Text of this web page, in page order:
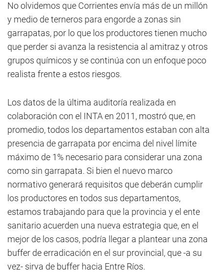
No olvidemos que Corrientes envía más de un millón
y medio de terneros para engorde a zonas sin
garrapatas, por lo que los productores tienen mucho
que perder si avanza la resistencia al amitraz y otros
grupos químicos y se continúa con un enfoque poco
realista frente a estos riesgos.
Los datos de la última auditoría realizada en
colaboración con el INTA en 2011, mostró que, en
promedio, todos los departamentos estaban con alta
presencia de garrapata por encima del nivel límite
máximo de 1% necesario para considerar una zona
como sin garrapata. Si bien el nuevo marco
normativo generará requisitos que deberán cumplir
los productores en todos sus departamentos,
estamos trabajando para que la provincia y el ente
sanitario acuerden una nueva estrategia que, en el
mejor de los casos, podría llegar a plantear una zona
buffer de erradicación en el sur provincial, que -a su
vez- sirva de buffer hacia Entre Ríos.